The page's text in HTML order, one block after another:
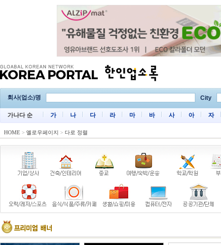
회사(업소)명 City
가나다 순 가 나 다 라 마 바 사 아 자
HOME > 옐로우페이지 > 다로 정렬